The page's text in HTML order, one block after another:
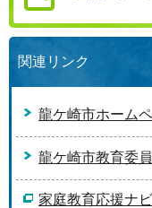
関連リンク
龍ケ崎市ホーム
龍ケ崎市教育委
家庭教育応援ナ